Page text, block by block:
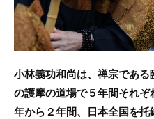
小林義功和尚は、禅宗であ
の護摩の道場で５年間それ
年から２年間、日本全国を